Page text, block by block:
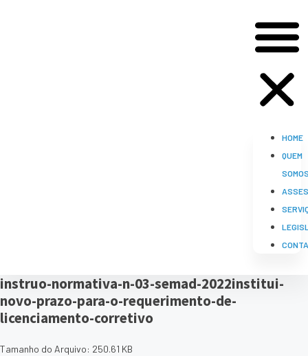
HOME
QUEM
instruo-normativa-n-03-semad-2022institui-
novo-prazo-para-o-requerimento-de-
licenciamento-corretivo
Tamanho do Arquivo: 250.61 KB